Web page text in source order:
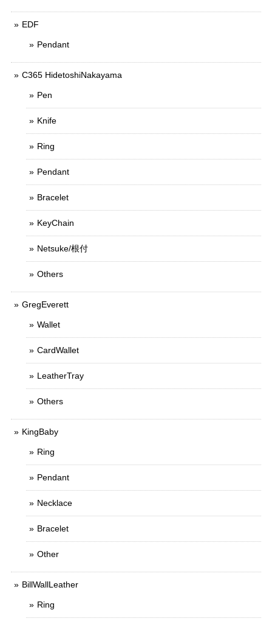
EDF
Pendant
C365 HidetoshiNakayama
Pen
Knife
Ring
Pendant
Bracelet
KeyChain
Netsuke/根付
Others
GregEverett
Wallet
CardWallet
LeatherTray
Others
KingBaby
Ring
Pendant
Necklace
Bracelet
Other
BillWallLeather
Ring